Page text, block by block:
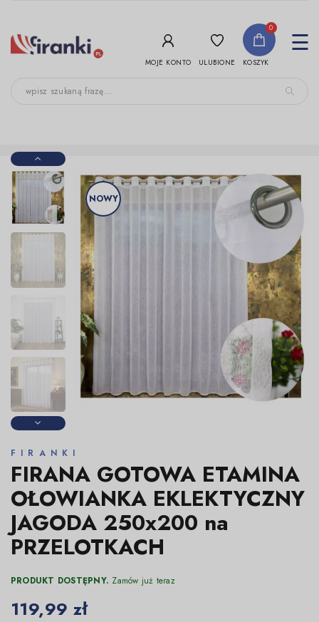
MOJE KONTO ULUBIONE
0
KOSZYK
☰
NOWY
FIRANKI
FIRANA GOTOWA ETAMINA
OŁOWIANKA EKLEKTYCZNY
JAGODA 250x200 na
PRZELOTKACH
PRODUKT DOSTĘPNY. Zamów już teraz
119,99 zł